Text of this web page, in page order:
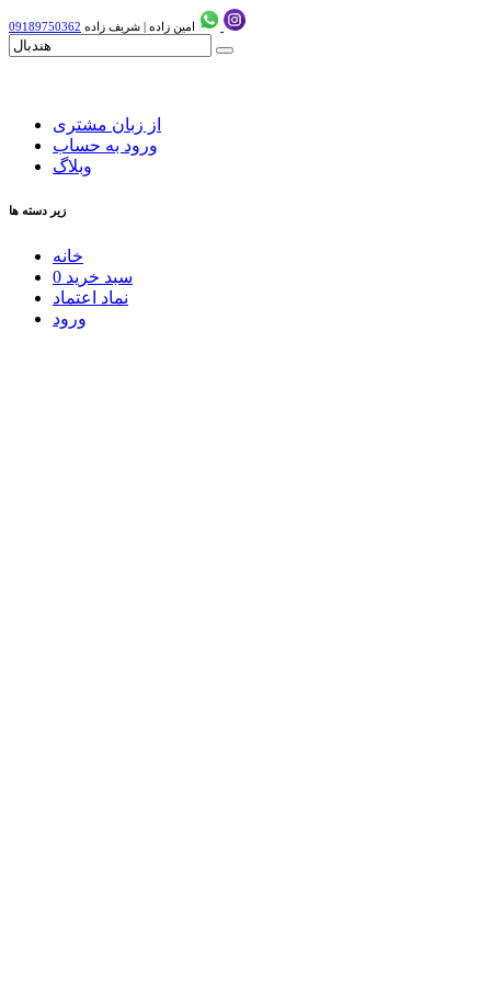
09189750362 امین زاده | شریف زاده
از زبان مشتری
ورود به حساب
وبلاگ
زیر دسته ها
خانه
0 سبد خرید
نماد اعتماد
ورود